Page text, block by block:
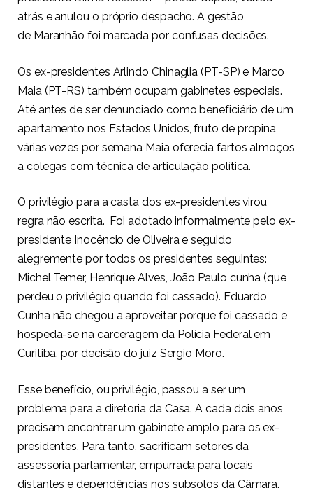
atrás eanulouo próprio despacho. A gestão
de Maranhão foi marcada por confusas decisões.
Os ex-presidentes Arlindo Chinaglia (PT-SP) e Marco
Maia (PT-RS) também ocupam gabinetes especiais.
Até antes de ser denunciado como beneficiário de um
apartamento nos Estados Unidos, fruto de propina,
várias vezes por semana Maia oferecia fartos almoços
a colegas com técnica de articulação política.
O privilégio para a casta dos ex-presidentes virou
regra não escrita. Foi adotado informalmente pelo ex-
presidente Inocêncio de Oliveira e seguido
alegremente por todos os presidentes seguintes:
Michel Temer, Henrique Alves, João Paulo cunha (que
perdeu o privilégio quando foi cassado). Eduardo
Cunha não chegou a aproveitar porque foi cassado e
hospeda-se na carceragem da Polícia Federal em
Curitiba, por decisão do juiz Sergio Moro.
Esse benefício, ou privilégio, passou a ser um
problema para a diretoria da Casa. A cada dois anos
precisam encontrar um gabinete amplo para os ex-
presidentes. Para tanto, sacrificam setores da
assessoria parlamentar, empurrada para locais
distantes e dependências nos subsolos da Câmara.